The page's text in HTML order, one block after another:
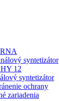
syntetizátor
12
syntetizátor
ochrany
zariadenia